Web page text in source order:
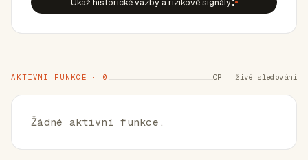
Ukaž historické vazby a rizikové signály.
AKTIVNÍ FUNKCE · 0 OR · živé sledování
Žádné aktivní funkce.